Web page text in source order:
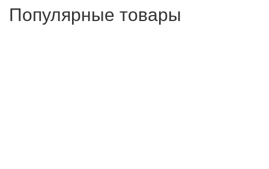
Популярные товары